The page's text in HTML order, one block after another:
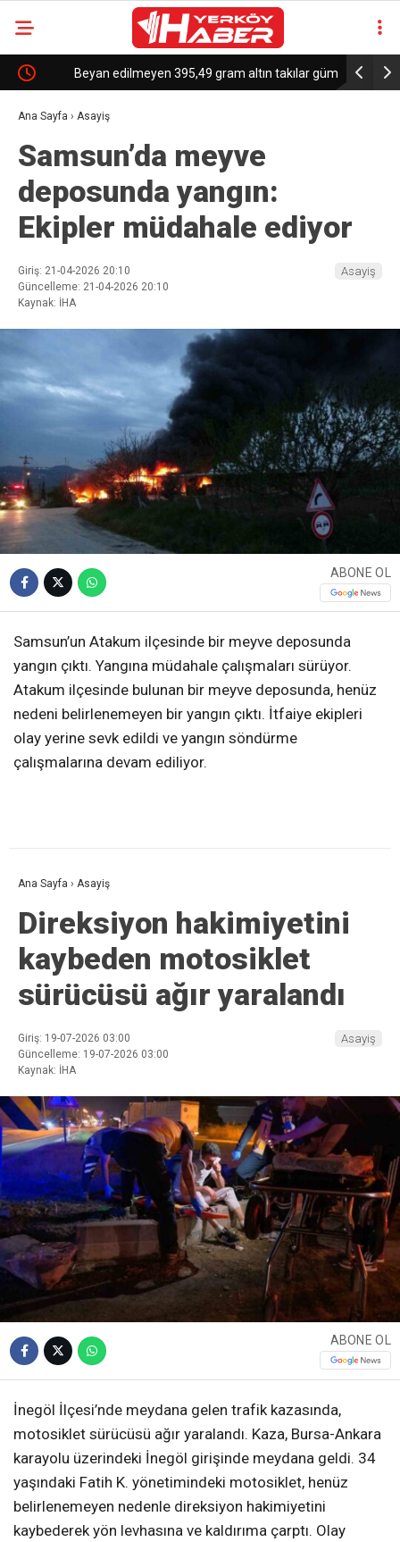
Beyan edilmeyen 395,49 gram altın takılar gümrüğe
takıldı
Ana Sayfa › Asayiş
Samsun’da meyve
deposunda yangın:
Ekipler müdahale ediyor
Giriş: 21-04-2026 20:10
Güncelleme: 21-04-2026 20:10
Kaynak: İHA
Asayiş
ABONE OL
Samsun’un Atakum ilçesinde bir meyve deposunda
yangın çıktı. Yangına müdahale çalışmaları sürüyor.
Atakum ilçesinde bulunan bir meyve deposunda, henüz
nedeni belirlenemeyen bir yangın çıktı. İtfaiye ekipleri
olay yerine sevk edildi ve yangın söndürme
çalışmalarına devam ediliyor.
Ana Sayfa › Asayiş
Direksiyon hakimiyetini
kaybeden motosiklet
sürücüsü ağır yaralandı
Giriş: 19-07-2026 03:00
Güncelleme: 19-07-2026 03:00
Kaynak: İHA
Asayiş
ABONE OL
İnegöl İlçesi’nde meydana gelen trafik kazasında,
motosiklet sürücüsü ağır yaralandı. Kaza, Bursa-Ankara
karayolu üzerindeki İnegöl girişinde meydana geldi. 34
yaşındaki Fatih K. yönetimindeki motosiklet, henüz
belirlenemeyen nedenle direksiyon hakimiyetini
kaybederek yön levhasına ve kaldırıma çarptı. Olay